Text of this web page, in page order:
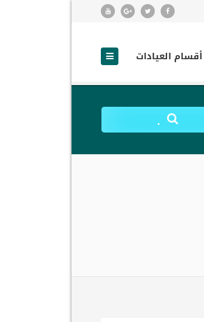
أقسام العيادات
.